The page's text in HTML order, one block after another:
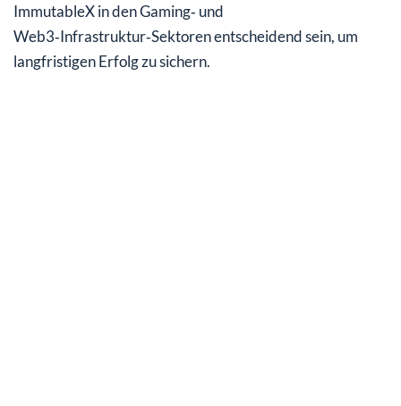
ImmutableX in den Gaming‑ und
Web3‑Infrastruktur‑Sektoren entscheidend sein, um
langfristigen Erfolg zu sichern.